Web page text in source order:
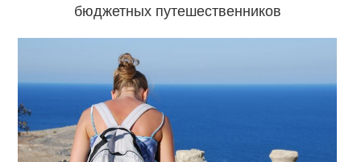
бюджетных путешественников